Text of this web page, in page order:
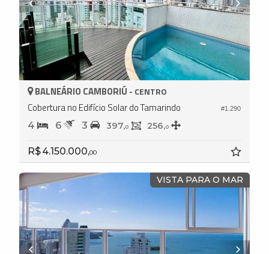
#1.290
BALNEÁRIO CAMBORIÚ - CENTRO
Cobertura no Edifício Solar do Tamarindo
4 6 3 397,0 256,0
R$ 4.150.000,00
VISTA PARA O MAR